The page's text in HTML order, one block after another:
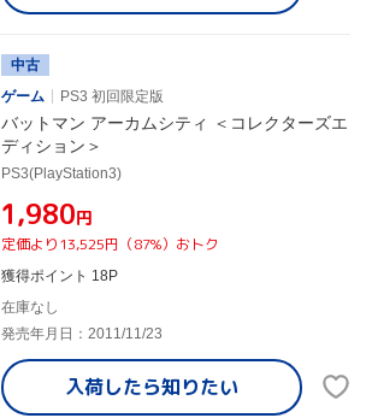
中古
ゲーム
PS3 初回限定版
バットマン アーカムシティ ＜コレクターズエ
ディション＞
PS3(PlayStation3)
¥1,980円
定価より13,525円（87%）おトク
獲得ポイント 18P
在庫なし
発売年月日：2011/11/23
入荷したら知りたい